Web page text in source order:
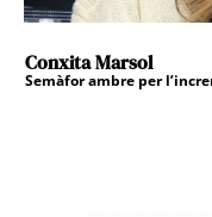
Conxita Marsol
Semàfor ambre per